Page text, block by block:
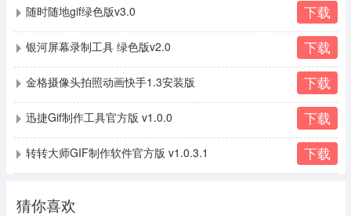
随时随地gif绿色版v3.0 下载
银河屏幕录制工具 绿色版v2.0 下载
金格摄像头拍照动画快手1.3安装版 下载
迅捷Gif制作工具官方版 v1.0.0 下载
转转大师GIF制作软件官方版 v1.0.3.1 下载
猜你喜欢